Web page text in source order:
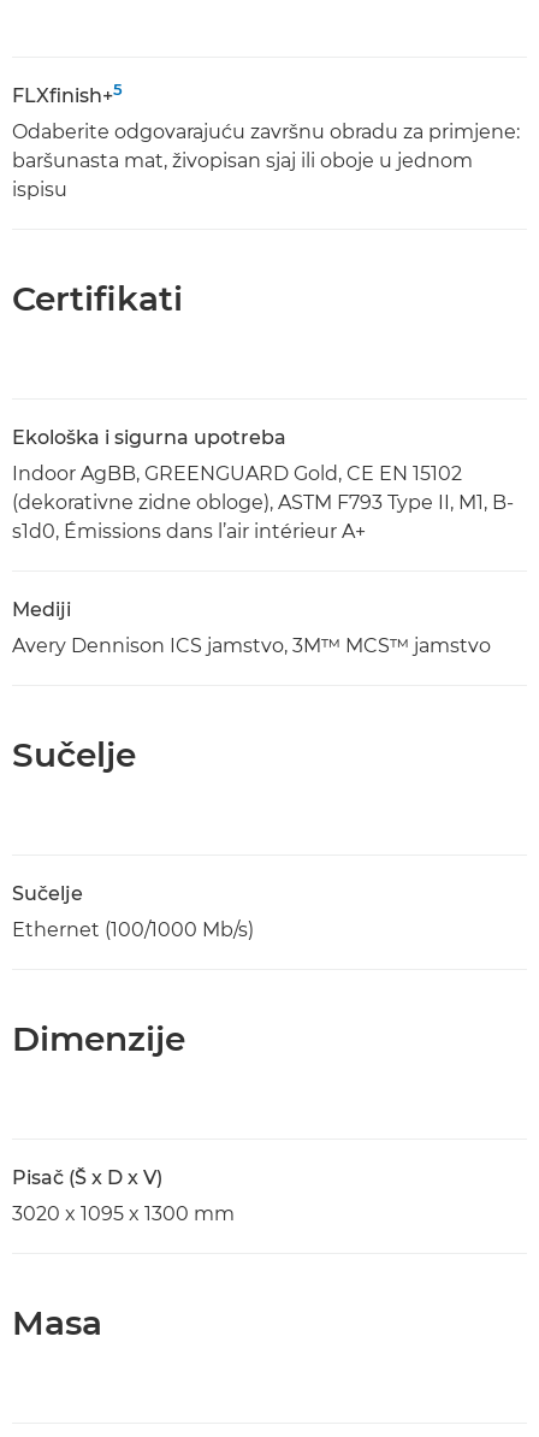
FLXfinish+5
Odaberite odgovarajuću završnu obradu za primjene:
baršunasta mat, živopisan sjaj ili oboje u jednom
ispisu
Certifikati
Ekološka i sigurna upotreba
Indoor AgBB, GREENGUARD Gold, CE EN 15102
(dekorativne zidne obloge), ASTM F793 Type II, M1, B-
s1d0, Émissions dans l’air intérieur A+
Mediji
Avery Dennison ICS jamstvo, 3M™ MCS™ jamstvo
Sučelje
Sučelje
Ethernet (100/1000 Mb/s)
Dimenzije
Pisač (Š x D x V)
3020 x 1095 x 1300 mm
Masa